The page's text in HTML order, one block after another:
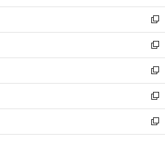
開
く
ウ
で
開
く
ン
ド
ウ
で
開
く
ウ
ィ
ン
ド
ウ
で
開
く
新
し
い
ウ
ィ
ン
ド
ウ
で
開
新
し
い
ウ
ィ
ン
ド
ウ
新
し
い
ウ
ィ
ン
新
し
い
ウ
新
し